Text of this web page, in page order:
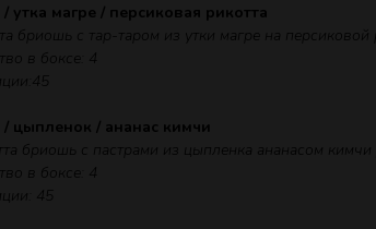
утка магре / персиковая рикотта
бриошь с тар-таром из утки магре на персиковой
в боксе: 4
цыпленок / ананас кимчи
бриошь с пастрами из цыпленка ананасом кимчи )
в боксе: 4
45